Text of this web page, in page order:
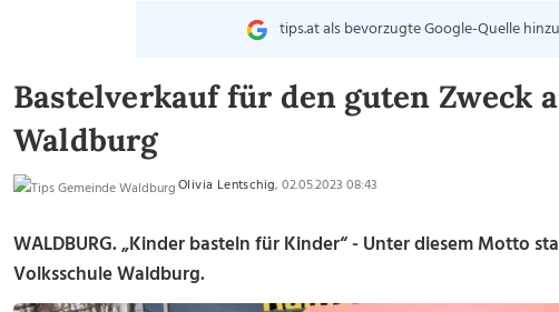
tips.at als bevorzugte Google-Quelle
Bastelverkauf für den guten Zweck
Waldburg
Olivia Lentschig, 02.05.2023 08:43
WALDBURG. „Kinder basteln für Kinder“ - Unter diesem Motto
Volksschule Waldburg.